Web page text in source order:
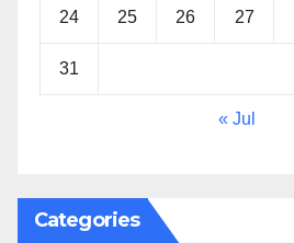
24 25 26 27
31
« Jul
Categories